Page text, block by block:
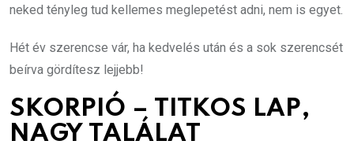
neked tényleg tud kellemes meglepetést adni, nem is egyet.
Hét év szerencse vár, ha kedvelés után és a sok szerencsét
beírva gördítesz lejjebb!
SKORPIÓ – TITKOS LAP,
NAGY TALÁLAT